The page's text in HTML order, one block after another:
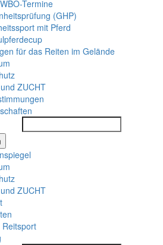
Termine
(GHP)
mit Pferd
für das Reiten im Gelände
ZUCHT
ZUCHT